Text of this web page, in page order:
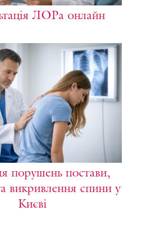
ЛОРа онлайн
порушень постави,
викривлення спини у
Києві